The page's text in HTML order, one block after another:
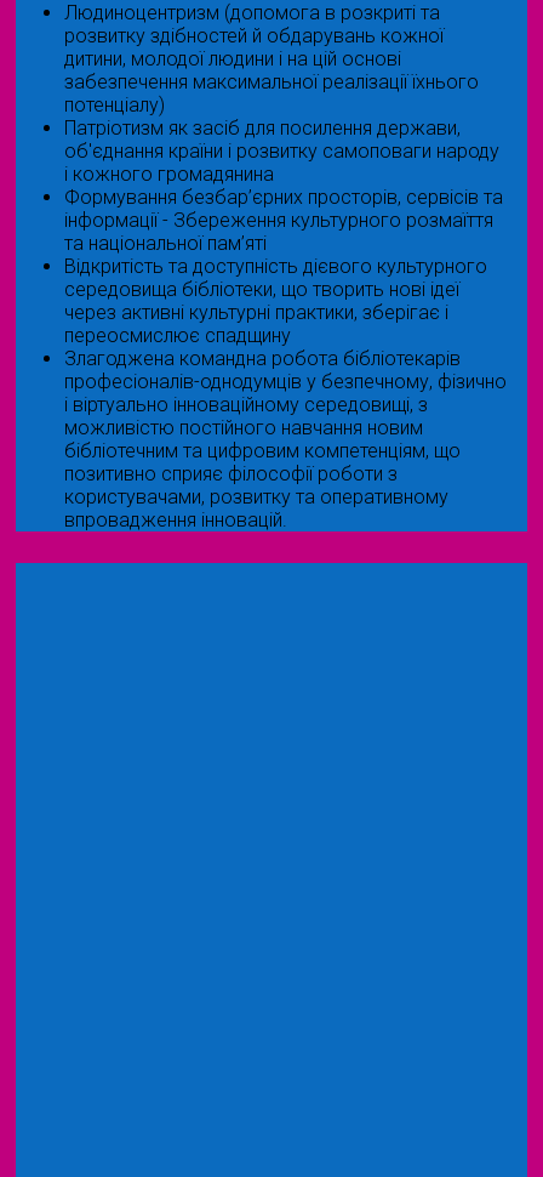
Людиноцентризм (допомога в розкриті та
розвитку здібностей й обдарувань кожної
дитини, молодої людини і на цій основі
забезпечення максимальної реалізації їхнього
потенціалу)
Патріотизм як засіб для посилення держави,
об'єднання країни і розвитку самоповаги народу
і кожного громадянина
Формування безбар’єрних просторів, сервісів та
інформації - Збереження культурного розмаїття
та національної пам’яті
Відкритість та доступність дієвого культурного
середовища бібліотеки, що творить нові ідеї
через активні культурні практики, зберігає і
переосмислює спадщину
Злагоджена командна робота бібліотекарів
професіоналів-однодумців у безпечному, фізично
і віртуально інноваційному середовищі, з
можливістю постійного навчання новим
бібліотечним та цифровим компетенціям, що
позитивно сприяє філософії роботи з
користувачами, розвитку та оперативному
впровадження інновацій.